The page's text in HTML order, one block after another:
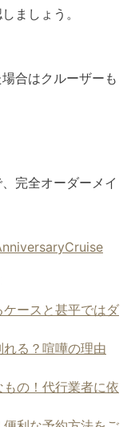
ましょう。
合はクルーザーも
完全オーダーメイ
ースと甚平ではダ
る？喧嘩の理由
の！代行業者に依